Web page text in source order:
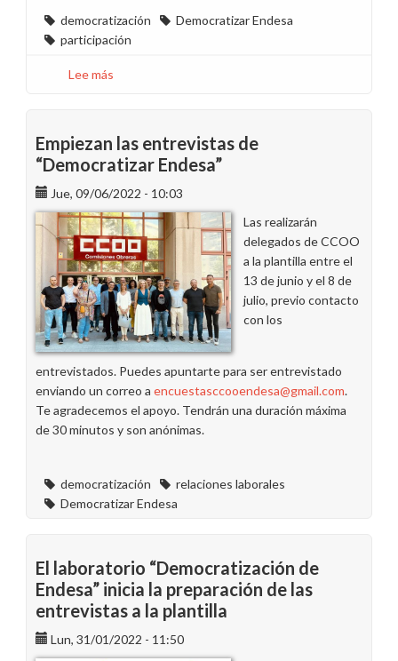
democratización
Democratizar Endesa
participación
Lee más
han
comenzado
las
entrevistas
de
Democratizar
Endesa
Empiezan las entrevistas de
“Democratizar Endesa”
Jue, 09/06/2022 - 10:03
Las realizarán
delegados de CCOO
a la plantilla entre el
13 de junio y el 8 de
julio, previo contacto
con los
entrevistados. Puedes apuntarte para ser entrevistado
enviando un correo a encuestasccooendesa@gmail.com.
Te agradecemos el apoyo. Tendrán una duración máxima
de 30 minutos y son anónimas.
democratización
relaciones laborales
Democratizar Endesa
El laboratorio “Democratización de
Endesa” inicia la preparación de las
entrevistas a la plantilla
Lun, 31/01/2022 - 11:50